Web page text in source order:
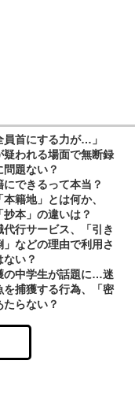
員首にする力が…」
疑われる場面で無断録
題ない？
にできるって本当？
本籍地」とは何か、
抄本」の違いは？
代行サービス、「引き
」などの理由で利用さ
ない？
の中学生が話題に…迷
を捕獲する行為、「密
らない？